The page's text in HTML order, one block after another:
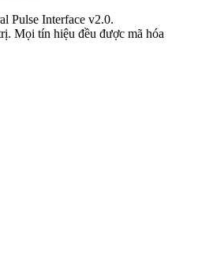
Pulse Interface v2.0.
Mọi tín hiệu đều được mã hóa